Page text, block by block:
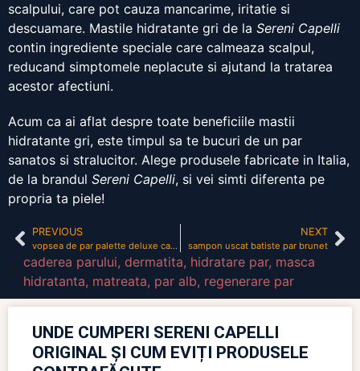
scalpului, care pot cauza mancarime, iritatie si
descuamare. Mastile hidratante gri de la Sereni Capelli
contin ingrediente speciale care calmeaza scalpul,
reducand simptomele neplacute si ajutand la tratarea
acestor afectiuni.
Acum ca ai aflat despre toate beneficiile mastii
hidratante gri, este timpul sa te bucuri de un par
sanatos si stralucitor. Alege produsele fabricate in Italia,
de la brandul Sereni Capelli, si vei simti diferenta pe
propria ta piele!
PREVIOUS
vopsea de par palette deluxe catalog
NEXT
sampon uscat batiste par brunet
caderea parului, dermatita, hidratare par, masca
hidratanta, matreata, par alb, regenerare par
UNDE CUMPERI SERENI CAPELLI
ORIGINAL ȘI CUM EVIȚI PRODUSELE